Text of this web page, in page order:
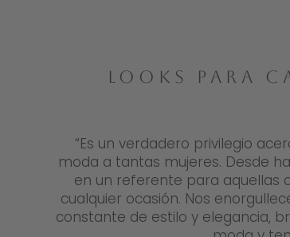
LOOKS PARA
“Es un verdadero privilegio
moda a tantas mujeres. Desde
en un referente para aquellas
cualquier ocasión. Nos
constante de estilo y elegancia,